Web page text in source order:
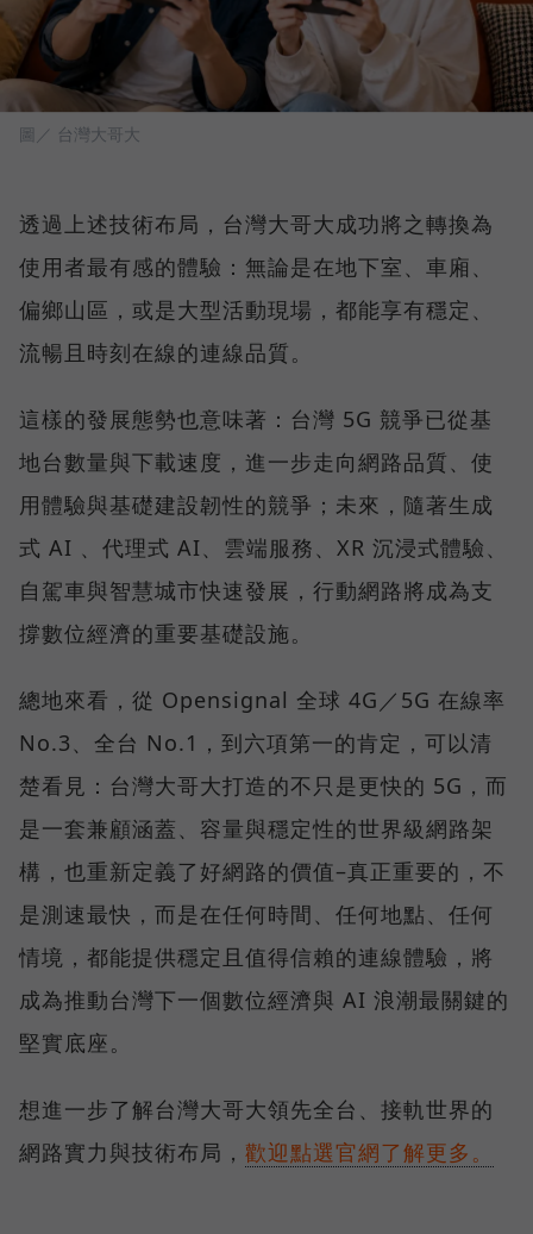
圖／ 台灣大哥大
透過上述技術布局，台灣大哥大成功將之轉換為
使用者最有感的體驗：無論是在地下室、車廂、
偏鄉山區，或是大型活動現場，都能享有穩定、
流暢且時刻在線的連線品質。
這樣的發展態勢也意味著：台灣 5G 競爭已從基
地台數量與下載速度，進一步走向網路品質、使
用體驗與基礎建設韌性的競爭；未來，隨著生成
式 AI 、代理式 AI、雲端服務、XR 沉浸式體驗、
自駕車與智慧城市快速發展，行動網路將成為支
撐數位經濟的重要基礎設施。
總地來看，從 Opensignal 全球 4G／5G 在線率
No.3、全台 No.1，到六項第一的肯定，可以清
楚看見：台灣大哥大打造的不只是更快的 5G，而
是一套兼顧涵蓋、容量與穩定性的世界級網路架
構，也重新定義了好網路的價值–真正重要的，不
是測速最快，而是在任何時間、任何地點、任何
情境，都能提供穩定且值得信賴的連線體驗，將
成為推動台灣下一個數位經濟與 AI 浪潮最關鍵的
堅實底座。
想進一步了解台灣大哥大領先全台、接軌世界的
網路實力與技術布局， 歡迎點選官網了解更多。